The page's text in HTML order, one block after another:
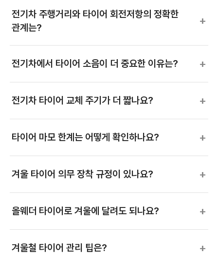
전기차 주행거리와 타이어 회전저항의 정확한
관계는?
+
전기차에서 타이어 소음이 더 중요한 이유는? +
전기차 타이어 교체 주기가 더 짧나요? +
타이어 마모 한계는 어떻게 확인하나요? +
겨울 타이어 의무 장착 규정이 있나요? +
올웨더 타이어로 겨울에 달려도 되나요? +
겨울철 타이어 관리 팁은? +